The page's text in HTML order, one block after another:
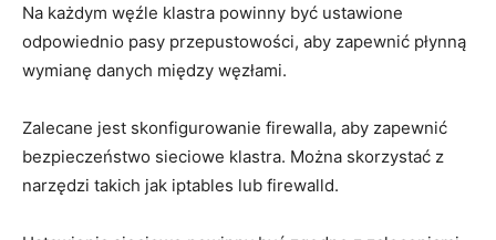
Na‌ każdym węźle klastra powinny ⁤być ustawione
odpowiednio pasy przepustowości, aby‌ zapewnić płynną ​
wymianę danych między węzłami.
Zalecane jest skonfigurowanie firewalla, aby⁤ zapewnić
bezpieczeństwo sieciowe klastra. Można ⁣skorzystać z
narzędzi takich jak iptables lub firewalld.